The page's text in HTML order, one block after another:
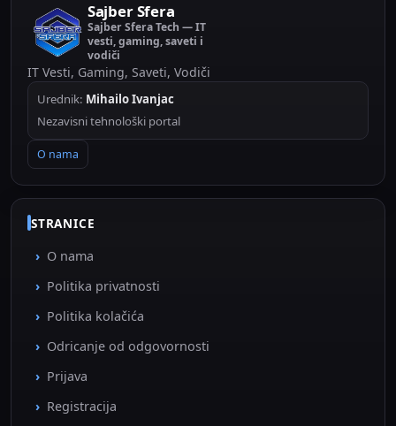
Sajber Sfera
Sajber Sfera Tech — IT
vesti, gaming, saveti i
vodiči
IT Vesti, Gaming, Saveti, Vodiči
Urednik: Mihailo Ivanjac
Nezavisni tehnološki portal
O nama
STRANICE
O nama
Politika privatnosti
Politika kolačića
Odricanje od odgovornosti
Prijava
Registracija